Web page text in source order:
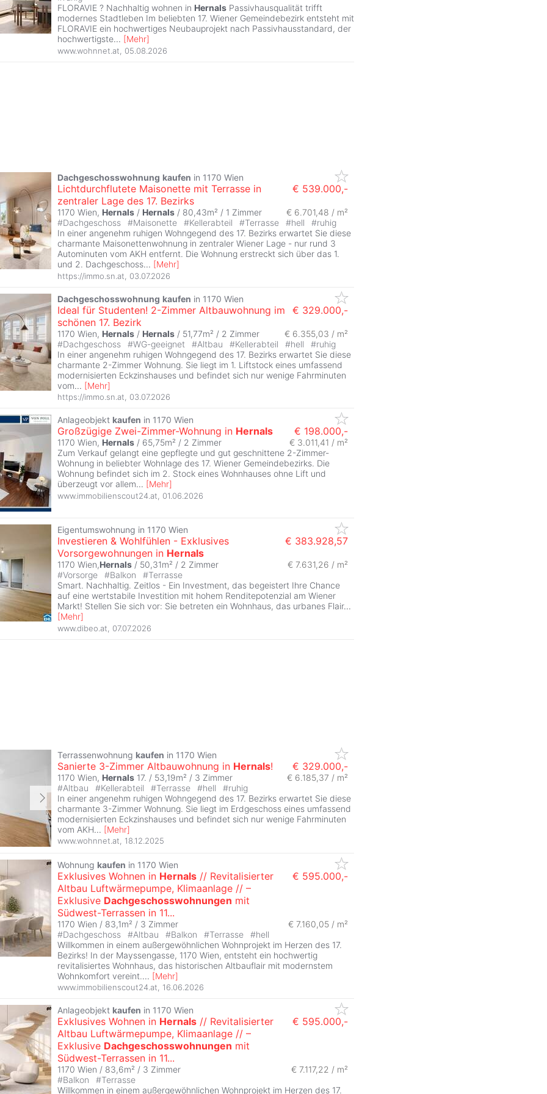
FLORAVIE ? Nachhaltig wohnen in Hernals Passivhausqualität trifft
modernes Stadtleben Im beliebten 17. Wiener Gemeindebezirk entsteht mit
FLORAVIE ein hochwertiges Neubauprojekt nach Passivhausstandard, der
hochwertigste... [Mehr]
www.wohnnet.at 05.08.2026
Dachgeschosswohnung kaufen in 1170 Wien
Lichtdurchflutete Maisonette mit Terrasse in
zentraler Lage des 17. Bezirks
€ 539.000,-
1170 Wien, Hernals / Hernals / 80,43m² / 1 Zimmer
€ 6.701,48 / m²
#Dachgeschoss #Maisonette #Kellerabteil #Terrasse #hell #ruhig
In einer angenehm ruhigen Wohngegend des 17. Bezirks erwartet Sie diese
charmante Maisonettenwohnung in zentraler Wiener Lage - nur rund 3
Autominuten vom AKH entfernt. Die Wohnung erstreckt sich über das 1.
und 2. Dachgeschoss... [Mehr]
https://immo.sn.at 03.07.2026
Dachgeschosswohnung kaufen in 1170 Wien
Ideal für Studenten! 2-Zimmer Altbauwohnung im
schönen 17. Bezirk
€ 329.000,-
1170 Wien, Hernals / Hernals / 51,77m² / 2 Zimmer
€ 6.355,03 / m²
#Dachgeschoss #WG-geeignet #Altbau #Kellerabteil #hell #ruhig
In einer angenehm ruhigen Wohngegend des 17. Bezirks erwartet Sie diese
charmante 2-Zimmer Wohnung. Sie liegt im 1. Liftstock eines umfassend
modernisierten Eckzinshauses und befindet sich nur wenige Fahrminuten
vom... [Mehr]
https://immo.sn.at 03.07.2026
Anlageobjekt kaufen in 1170 Wien
Großzügige Zwei-Zimmer-Wohnung in Hernals € 198.000,-
1170 Wien, Hernals / 65,75m² / 2 Zimmer
€ 3.011,41 / m²
Zum Verkauf gelangt eine gepflegte und gut geschnittene 2-Zimmer-
Wohnung in beliebter Wohnlage des 17. Wiener Gemeindebezirks. Die
Wohnung befindet sich im 2. Stock eines Wohnhauses ohne Lift und
überzeugt vor allem... [Mehr]
www.immobilienscout24.at 01.06.2026
Eigentumswohnung in 1170 Wien
Investieren & Wohlfühlen - Exklusives
Vorsorgewohnungen in Hernals
€ 383.928,57
1170 Wien,Hernals / 50,31m² / 2 Zimmer
€ 7.631,26 / m²
#Vorsorge #Balkon #Terrasse
Smart. Nachhaltig. Zeitlos - Ein Investment, das begeistert Ihre Chance
auf eine wertstabile Investition mit hohem Renditepotenzial am Wiener
Markt! Stellen Sie sich vor: Sie betreten ein Wohnhaus, das urbanes Flair...
[Mehr]
www.dibeo.at 07.07.2026
Terrassenwohnung kaufen in 1170 Wien
Sanierte 3-Zimmer Altbauwohnung in Hernals! € 329.000,-
1170 Wien, Hernals 17. / 53,19m² / 3 Zimmer € 6.185,37 / m²
#Altbau #Kellerabteil #Terrasse #hell #ruhig
In einer angenehm ruhigen Wohngegend des 17. Bezirks erwartet Sie diese
charmante 3-Zimmer Wohnung. Sie liegt im Erdgeschoss eines umfassend
modernisierten Eckzinshauses und befindet sich nur wenige Fahrminuten
vom AKH... [Mehr]
www.wohnnet.at, 18.12.2025
Wohnung kaufen in 1170 Wien
Exklusives Wohnen in Hernals // Revitalisierter
Altbau Luftwärmepumpe, Klimaanlage // –
Exklusive Dachgeschosswohnungen mit
Südwest-Terrassen in 11...
€ 595.000,-
1170 Wien / 83,1m² / 3 Zimmer
€ 7.160,05 / m²
#Dachgeschoss #Altbau #Balkon #Terrasse #hell
Willkommen in einem außergewöhnlichen Wohnprojekt im Herzen des 17.
Bezirks! In der Mayssengasse, 1170 Wien, entsteht ein hochwertig
revitalisiertes Wohnhaus, das historischen Altbauflair mit modernstem
Wohnkomfort vereint.... [Mehr]
www.immobilienscout24.at, 16.06.2026
Anlageobjekt kaufen in 1170 Wien
Exklusives Wohnen in Hernals // Revitalisierter
Altbau Luftwärmepumpe, Klimaanlage // –
Exklusive Dachgeschosswohnungen mit
Südwest-Terrassen in 11...
€ 595.000,-
1170 Wien / 83,6m² / 3 Zimmer
€ 7.117,22 / m²
#Balkon #Terrasse
Willkommen in einem außergewöhnlichen Wohnprojekt im Herzen des 17.